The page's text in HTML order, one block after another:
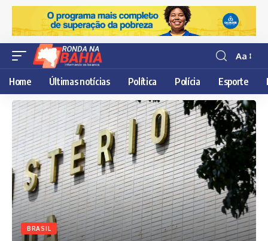
Resisor
de
fonte
Aa
Home Últimas notícias Política Polícia Esporte
BRASIL